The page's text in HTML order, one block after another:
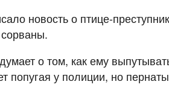
новость о птице-
о том, как ему
попугая у полиции, но